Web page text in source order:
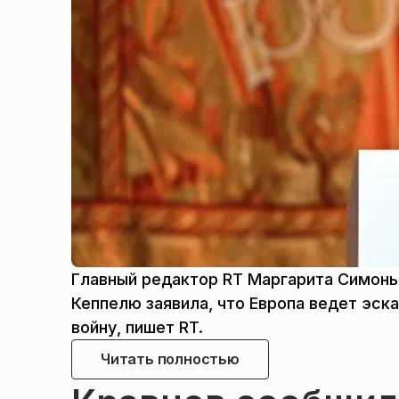
Главный редактор RT Маргарита
Кеппелю заявила, что Европа ведет
войну, пишет RT.
Читать полностью